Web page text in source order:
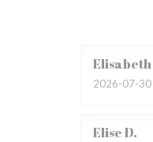
Elisabeth
2026-07-30
EliseD